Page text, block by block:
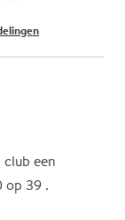
een
op 39 .